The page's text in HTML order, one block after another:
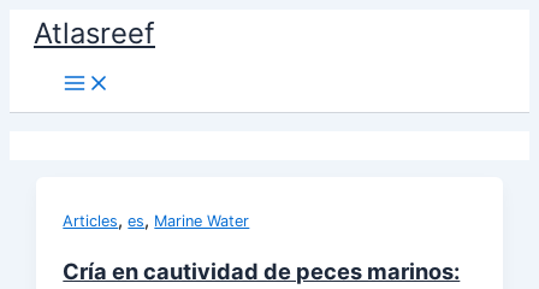
contenido
Atlasreef
Articles,es, Marine Water
Cría en cautividad de peces marinos: